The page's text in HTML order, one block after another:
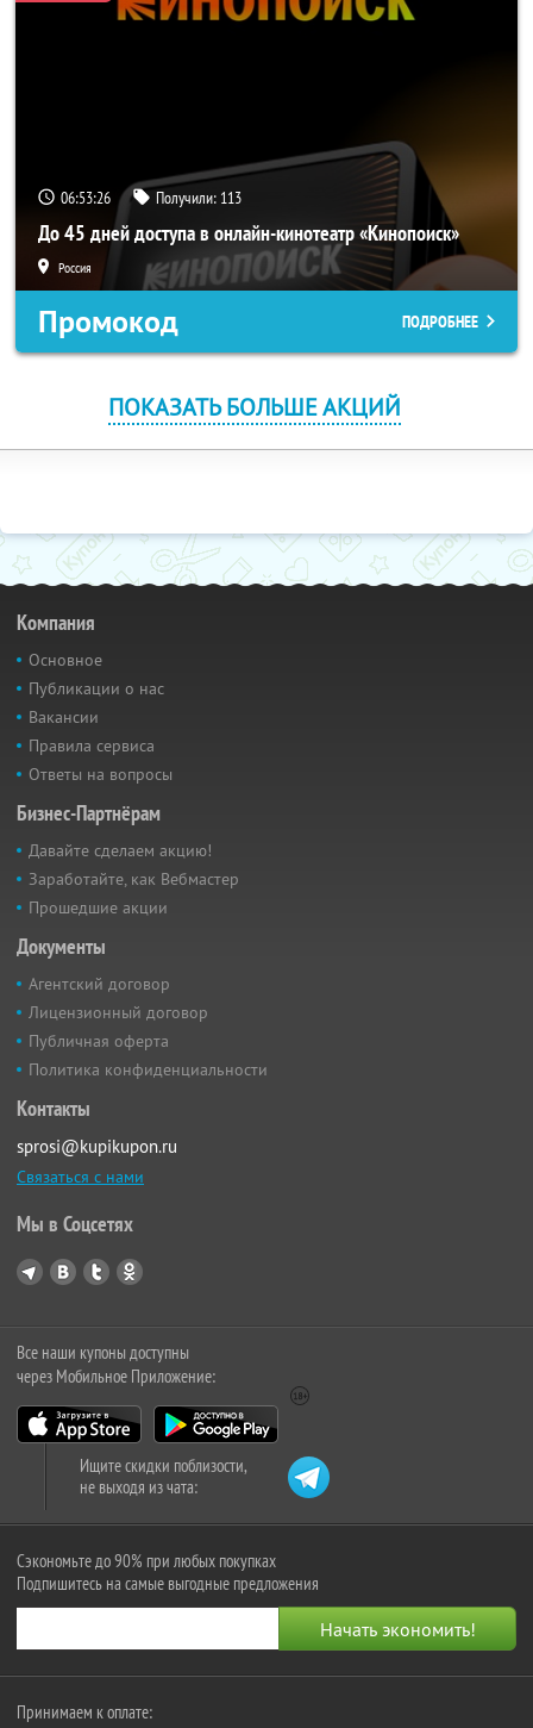
06:53:26 Получили: 113
До 45 дней доступа в онлайн-кинотеатр «Кинопоиск»
Россия
Промокод ПОДРОБНЕЕ
ПОКАЗАТЬ БОЛЬШЕ АКЦИЙ
Компания
Основное
Публикации о нас
Вакансии
Правила сервиса
Ответы на вопросы
Бизнес-Партнёрам
Давайте сделаем акцию!
Заработайте, как Вебмастер
Прошедшие акции
Документы
Агентский договор
Лицензионный договор
Публичная оферта
Политика конфиденциальности
Контакты
sprosi@kupikupon.ru
Связаться с нами
Мы в Соцсетях
Все наши купоны доступны
через Мобильное Приложение:
Ищите скидки поблизости,
не выходя из чата:
Сэкономьте до 90% при любых покупках
Подпишитесь на самые выгодные предложения
Принимаем к оплате: